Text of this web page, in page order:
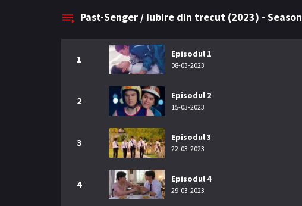
Past-Senger / Iubire din trecut (2023) - Season
1 Episodul 1
08-03-2023
2 Episodul 2
15-03-2023
3 Episodul 3
22-03-2023
4 Episodul 4
29-03-2023